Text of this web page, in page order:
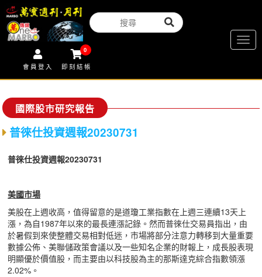
會員登入
0
即刻結帳
國際股市研究報告
普徠仕投資週報20230731
普徠仕投資週報20230731
美國市場
美股在上週收高，值得留意的是道瓊工業指數在上週三連續13天上
漲，為自1987年以來的最長連漲記錄。然而普徠仕交易員指出，由
於暑假到來使整體交易相對低迷，市場將部分注意力轉移到大量重要
數據公佈、美聯儲政策會議以及一些知名企業的財報上，成長股表現
明顯優於價值股，而主要由以科技股為主的那斯達克綜合指數領漲
2.02%。